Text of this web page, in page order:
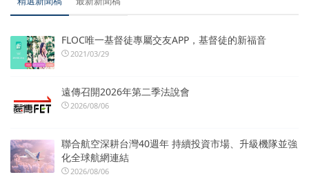
FLOC唯一基督徒專屬交友APP，基督徒的新福音
2021/03/29
遠傳召開2026年第二季法說會
2026/08/06
聯合航空深耕台灣40週年 持續投資市場、升級機隊並強
化全球航網連結
2026/08/06